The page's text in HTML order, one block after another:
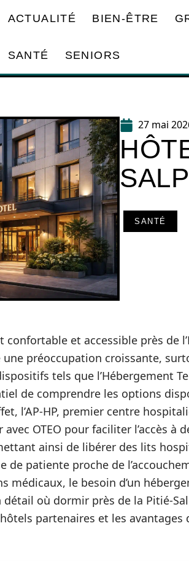
ACTUALITÉ BIEN-ÊTRE
SANTÉ SENIORS
27 mai
SANTÉ
confortable et accessible près de
une préoccupation croissante,
tels que l’Hébergement
de comprendre les options
l’AP-HP, premier centre
OTEO pour faciliter l’accès à
ainsi de libérer des lits
de patiente proche de
médicaux, le besoin d’un
où dormir près de la Pitié-
partenaires et les avantages